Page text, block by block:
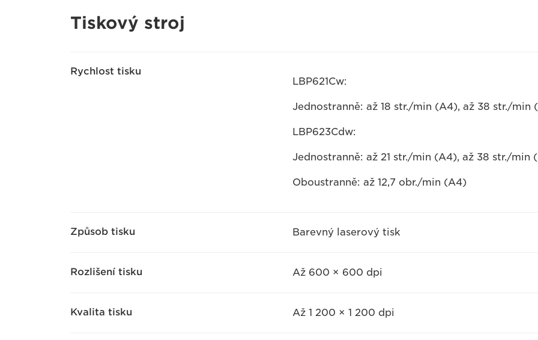
Tiskový stroj
Rychlost tisku
LBP621Cw:
Jednostranně: až 18 str./min (A4), až 38 str./min
LBP623Cdw:
Jednostranně: až 21 str./min (A4), až 38 str./min
Oboustranně: až 12,7 obr./min (A4)
Způsob tisku Barevný laserový tisk
Rozlišení tisku Až 600 × 600 dpi
Kvalita tisku Až 1 200 × 1 200 dpi